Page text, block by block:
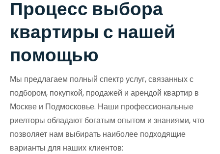
Процесс выбора
квартиры с нашей
помощью
Мы предлагаем полный спектр услуг, связанных с
подбором, покупкой, продажей и арендой квартир в
Москве и Подмосковье. Наши профессиональные
риелторы обладают богатым опытом и знаниями, что
позволяет нам выбирать наиболее подходящие
варианты для наших клиентов: